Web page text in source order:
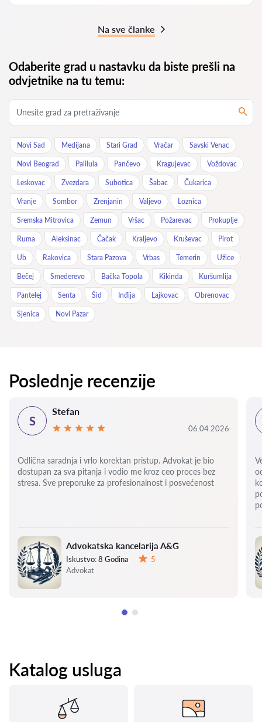
Na sve članke
Odaberite grad u nastavku da biste prešli na
odvjetnike na tu temu:
Novi Sad Medijana Stari Grad Vračar Savski Venac
Novi Beograd Palilula Pančevo Kragujevac Voždovac
Leskovac Zvezdara Subotica Šabac Čukarica
Vranje Sombor Zrenjanin Valjevo Loznica
Sremska Mitrovica Zemun Vršac Požarevac Prokuplje
Ruma Aleksinac Čačak Kraljevo Kruševac Pirot
Ub Rakovica Stara Pazova Vrbas Temerin Užice
Bečej Smederevo Bačka Topola Kikinda Kuršumlija
Pantelej Senta Šid Inđija Lajkovac Obrenovac
Sjenica Novi Pazar
Poslednje recenzije
Advokatska kancelarija A&G
Iskustvo:8 Godina
5
Advokat
S
Stefan
06.04.2026
Odlična saradnja i vrlo korektan pristup. Advokat je bio
dostupan za sva pitanja i vodio me kroz ceo proces bez
stresa. Sve preporuke za profesionalnost i posvećenost
Katalog usluga